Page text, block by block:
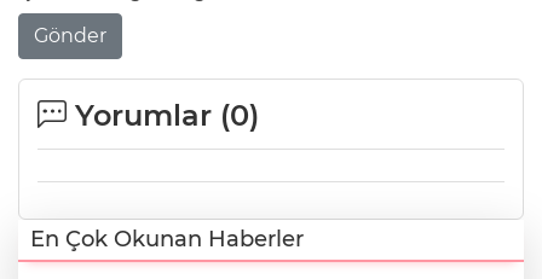
Gönder
Yorumlar (0)
En Çok Okunan Haberler